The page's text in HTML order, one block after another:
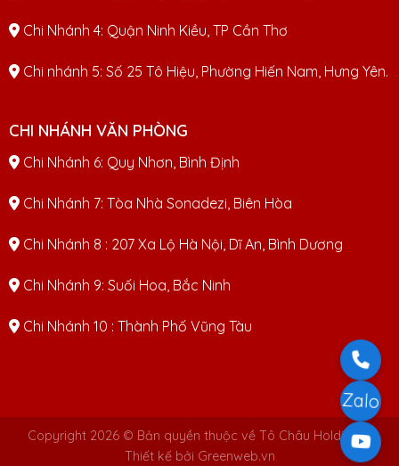
Chi Nhánh 4: Quận Ninh Kiều, TP Cần Thơ
Chi nhánh 5: Số 25 Tô Hiệu, Phường Hiến Nam, Hưng Yên.
CHI NHÁNH VĂN PHÒNG
Chi Nhánh 6: Quy Nhơn, Bình Định
Chi Nhánh 7: Tòa Nhà Sonadezi, Biên Hòa
Chi Nhánh 8 : 207 Xa Lộ Hà Nội, Dĩ An, Bình Dương
Chi Nhánh 9: Suối Hoa, Bắc Ninh
Chi Nhánh 10 : Thành Phố Vũng Tàu
Copyright 2026 © Bản quyền thuộc về Tô Châu Holdings |
Thiết kế bởi Greenweb.vn
Zalo